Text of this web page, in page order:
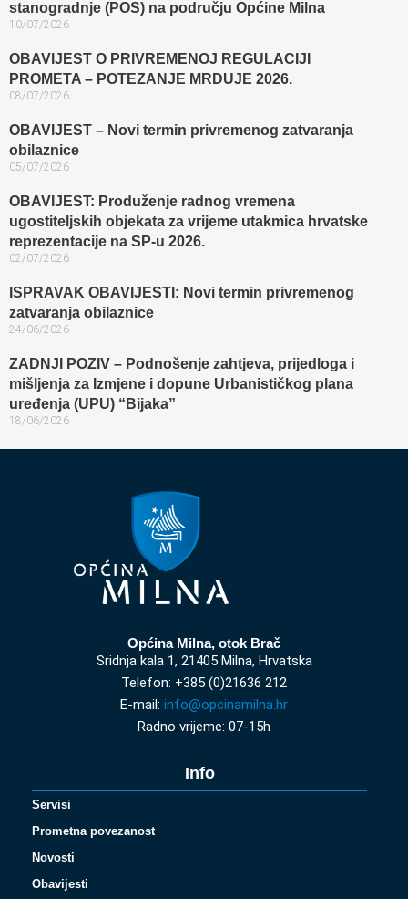
stanogradnje (POS) na području Općine Milna
10/07/2026
OBAVIJEST O PRIVREMENOJ REGULACIJI
PROMETA – POTEZANJE MRDUJE 2026.
08/07/2026
OBAVIJEST – Novi termin privremenog zatvaranja
obilaznice​
05/07/2026
OBAVIJEST: Produženje radnog vremena
ugostiteljskih objekata za vrijeme utakmica hrvatske
reprezentacije na SP-u 2026.
02/07/2026
ISPRAVAK OBAVIJESTI: Novi termin privremenog
zatvaranja obilaznice​
24/06/2026
ZADNJI POZIV – Podnošenje zahtjeva, prijedloga i
mišljenja za Izmjene i dopune Urbanističkog plana
uređenja (UPU) “Bijaka”
18/06/2026
Općina Milna, otok Brač
Sridnja kala 1, 21405 Milna, Hrvatska
Telefon: +385 (0)21636 212
E-mail: info@opcinamilna.hr
Radno vrijeme: 07-15h
Info
Servisi
Prometna povezanost
Novosti
Obavijesti